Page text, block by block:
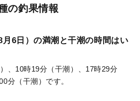
の釣果情報
月6日）の満潮と干潮の時間はい
、10時19分（干潮）、17時29分
分（干潮）です。